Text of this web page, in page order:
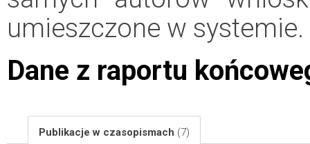
umieszczone w systemie.
Dane z raportu
Publikacje w czasopismach (7)